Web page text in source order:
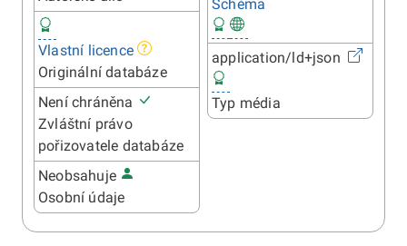
Vlastní licence
Originální databáze
Není chráněna
Zvláštní právo
pořizovatele databáze
Neobsahuje
Osobní údaje
Schéma
application/ld+json
Typ média